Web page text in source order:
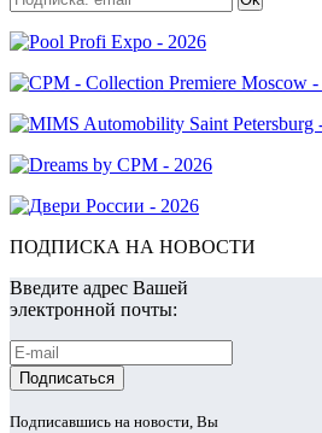
ПОДПИСКА НА НОВОСТИ
Введите адрес Вашей
электронной почты:
Подписавшись на новости, Вы